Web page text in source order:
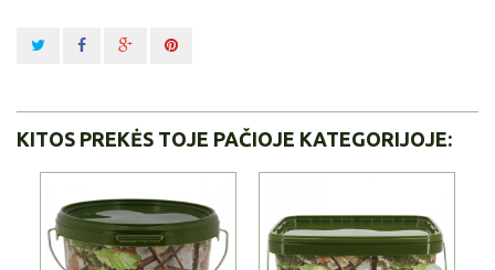
KITOS PREKĖS TOJE PAČIOJE KATEGORIJOJE: